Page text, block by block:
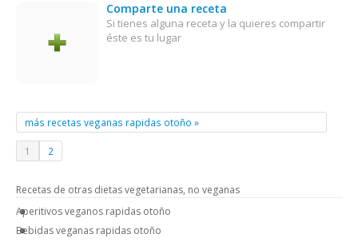
Comparte una receta
Si tienes alguna receta y la quieres compartir
éste es tu lugar
más recetas veganas rapidas otoño »
1 2
Recetas de otras dietas vegetarianas, no veganas
Aperitivos veganos rapidas otoño
Bebidas veganas rapidas otoño